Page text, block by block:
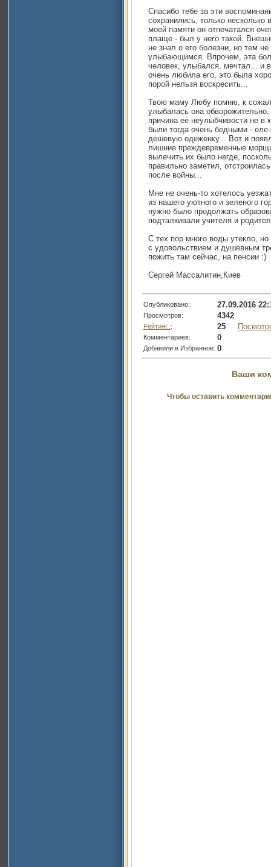
Спасибо тебе за эти
сохранились, только
моей памяти он отпечатался
плаще - был у него такой.
не знал о его болезни, но тем
улыбающимся. Впрочем, эта
человек, улыбался, мечтал... и
очень любила его, это была
порой нельзя воскресить...
Твою маму Любу помню, к
улыбалась она
причина её неулыбчивости не
были тогда очень бедными -
дешевую одеженку... Вот и
лишние преждевременные
вылечить их было негде,
правильно заметил,
после войны...
Мне не очень-то хотелось
из нашего уютного и зеленого
нужно было продолжать
подталкивали учителя и
С тех пор много воды утекло,
с удовольствием и душевным
пожить там сейчас, на пенсии :)
Сергей Массалитин,Киев
Опубликовано: 27.09.2016
Просмотров: 4342
Рейтинг.. : 25
Комментариев: 0
Добавили в Избранное: 0
Ваши
Чтобы оставить